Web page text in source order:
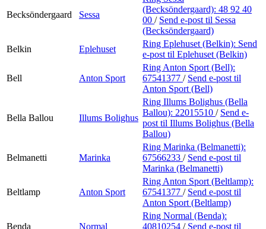
Becksöndergaard Sessa
(Becksöndergaard): 48 92 40
00 / Send e-post til Sessa
(Becksöndergaard)
Belkin
Eplehuset
Ring Eplehuset (Belkin): Send
e-post til Eplehuset (Belkin)
Bell Anton Sport
Ring Anton Sport (Bell):
67541377 / Send e-post til
Anton Sport (Bell)
Bella Ballou Illums Bolighus
Ring Illums Bolighus (Bella
Ballou): 22015510 / Send e-
post til Illums Bolighus (Bella
Ballou)
Belmanetti Marinka
Ring Marinka (Belmanetti):
67566233 / Send e-post til
Marinka (Belmanetti)
Beltlamp Anton Sport
Ring Anton Sport (Beltlamp):
67541377 / Send e-post til
Anton Sport (Beltlamp)
Benda Normal
Ring Normal (Benda):
40810254 / Send e-post til